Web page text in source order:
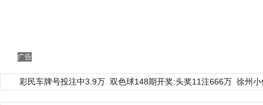
广告
彩民车牌号投注中3.9万 双色球148期开奖:头奖11注666万 徐州